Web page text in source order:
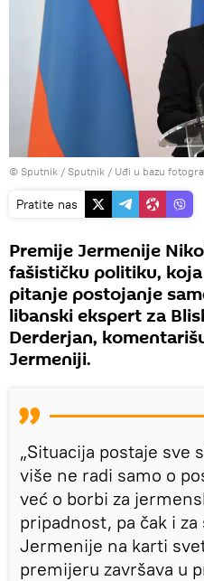
© Sputnik / Sputnik / Uđi u bazu
Pratite nas
Premije Jermenije
fašističku politiku,
pitanje postojanje
libanski ekspert za
Derderjan,
Jermeniji.
„Situacija postaje sve
više ne radi samo o
već o borbi za
pripadnost, pa čak i
Jermenije na karti
premijeru završava u